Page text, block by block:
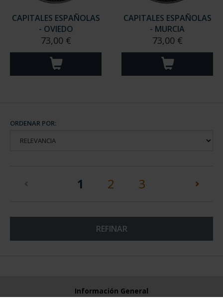
CAPITALES ESPAÑOLAS
- OVIEDO
73,00 €
CAPITALES ESPAÑOLAS
- MURCIA
73,00 €
ORDENAR POR:
1 (current)
2 3
REFINAR
Información General